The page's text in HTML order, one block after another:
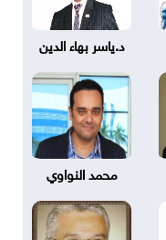
د.ياسر بهاء الدين
محمد النواوي